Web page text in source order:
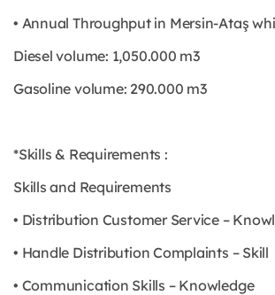
• Annual Throughput in Mersin-Ataş
Diesel volume: 1,050.000 m3
Gasoline volume: 290.000 m3
*Skills & Requirements :
Skills and Requirements
• Distribution Customer Service –
• Handle Distribution Complaints – Skill
• Communication Skills – Knowledge